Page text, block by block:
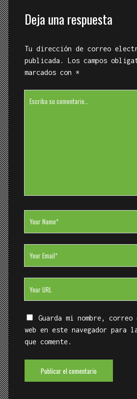
Deja una respuesta
Tu dirección de correo
publicada.
Los campos
marcados con *
Website
Guarda mi nombre,
web en este navegador para
que comente.